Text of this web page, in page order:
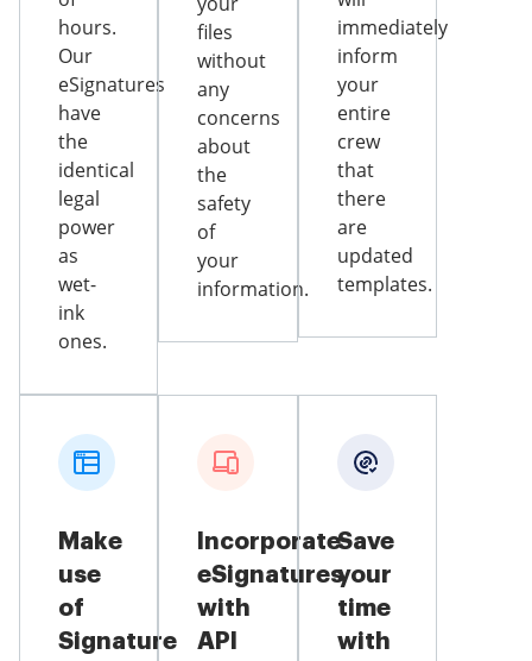
hours.
Our
eSignatures
have
the
identical
legal
power
as
wet-
ink
ones.
files
without
any
concerns
about
the
safety
of
your
information.
immediately
inform
your
entire
crew
that
there
are
updated
templates.
Make
use
of
Signature
Incorporate
eSignatures
with
API
Save
your
time
with